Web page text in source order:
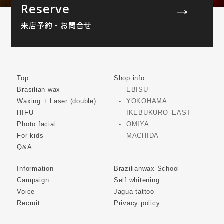
Reserve
来店予約・お問合せ
Top
Brasilian wax
Waxing + Laser (double)
HIFU
Photo facial
For kids
Q&A
Shop info
EBISU
YOKOHAMA
IKEBUKURO_EAST
OMIYA
MACHIDA
Information
Campaign
Voice
Recruit
Brazilianwax School
Self whitening
Jagua tattoo
Privacy policy